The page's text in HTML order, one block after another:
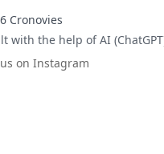
Cronovies
with the help of AI
on Instagram